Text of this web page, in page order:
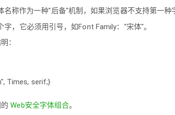
称作为一种"后备"机制，如果浏览器不支持第一种
，它必须用引号，如Font Family："宋体"。
：
Times, serif;}
的Web安全字体组合。